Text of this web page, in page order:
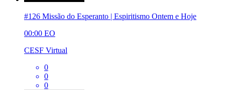
#126 Missão do Esperanto | Espiritismo Ontem e Hoje
00:00 EO
CESF Virtual
0
0
0